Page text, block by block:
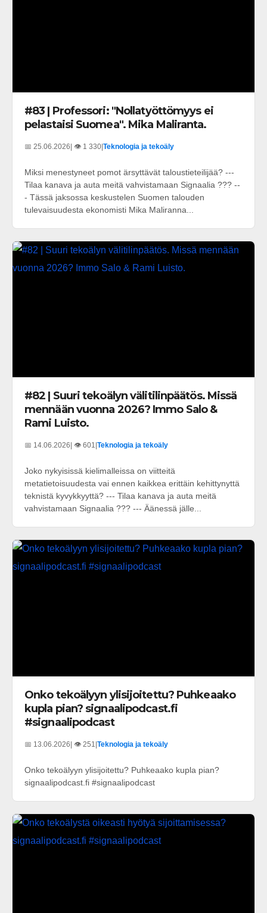
#83 | Professori: "Nollatyöttömyys ei
pelastaisi Suomea". Mika Maliranta.
📅 25.06.2026 | 👁️ 1 330 Teknologia ja tekoäly
Miksi menestyneet pomot ärsyttävät taloustieteilijää? ---
Tilaa kanava ja auta meitä vahvistamaan Signaalia ??? --
- Tässä jaksossa keskustelen Suomen talouden
tulevaisuudesta ekonomisti Mika Maliranna...
#82 | Suuri tekoälyn välitilinpäätös. Missä
mennään vuonna 2026? Immo Salo &
Rami Luisto.
📅 14.06.2026 | 👁️ 601 Teknologia ja tekoäly
Joko nykyisissä kielimalleissa on viitteitä
metatietoisuudesta vai ennen kaikkea erittäin kehittynyttä
teknistä kyvykkyyttä? --- Tilaa kanava ja auta meitä
vahvistamaan Signaalia ??? --- Äänessä jälle...
Onko tekoälyyn ylisijoitettu? Puhkeaako
kupla pian? signaalipodcast.fi
#signaalipodcast
📅 13.06.2026| 👁️ 251 |Teknologia ja tekoäly
Onko tekoälyyn ylisijoitettu? Puhkeaako kupla pian?
signaalipodcast.fi #signaalipodcast